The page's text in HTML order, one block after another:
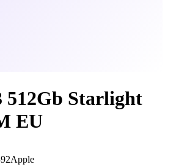
512Gb Starlight
EU
Apple